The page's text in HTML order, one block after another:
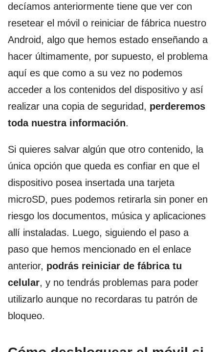
decíamos anteriormente tiene que ver con
resetear el móvil o reiniciar de fábrica nuestro
Android, algo que hemos estado enseñando a
hacer últimamente, por supuesto, el problema
aquí es que como a su vez no podemos
acceder a los contenidos del dispositivo y así
realizar una copia de seguridad, perderemos
toda nuestra información.
Si quieres salvar algún que otro contenido, la
única opción que queda es confiar en que el
dispositivo posea insertada una tarjeta
microSD, pues podemos retirarla sin poner en
riesgo los documentos, música y aplicaciones
allí instaladas. Luego, siguiendo el paso a
paso que hemos mencionado en el enlace
anterior, podrás reiniciar de fábrica tu
celular, y no tendrás problemas para poder
utilizarlo aunque no recordaras tu patrón de
bloqueo.